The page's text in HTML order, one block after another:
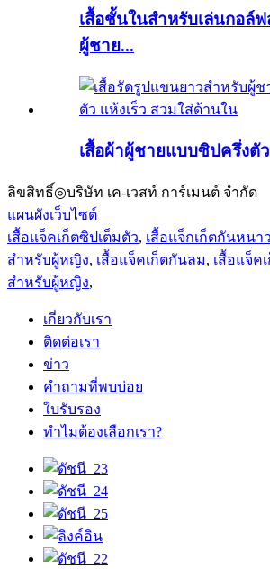
เสื้อชั้นในสำหรับเล่นกอล์
ผู้ชาย...
เสื้อผ้าผู้ชายแบบซิปครึ่งตัว
ลิขสิทธิ์◎บริษัท เค-เวสท์ การ์เมนต์ จำกัด
แผนผังเว็บไซต์
เสื้อแจ็คเก็ตซิปเต็มตัว, เสื้อแจ็กเก็ตกันหนาว
สำหรับผู้หญิง, เสื้อแจ็คเก็ตกันลม, เสื้อแจ็ค
สำหรับผู้หญิง,
เกี่ยวกับเรา
ติดต่อเรา
ข่าว
คำถามที่พบบ่อย
ใบรับรอง
ทำไมต้องเลือกเรา?